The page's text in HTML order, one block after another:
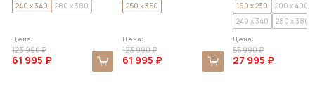
240 x 340 280 x 380
Цена:
123 990 ₽
61 995 ₽
250 x 350
Цена:
123 990 ₽
61 995 ₽
160 x 230
200 x 400
240 x 340
280 x 380
Цена:
55 990 ₽
27 995 ₽